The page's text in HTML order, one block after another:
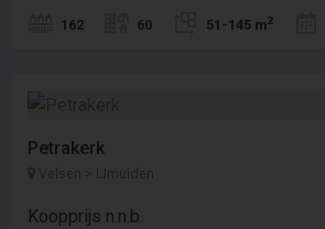
162 60 51-145 m2
Petrakerk
Velsen > IJmuiden
Koopprijs n.n.b.